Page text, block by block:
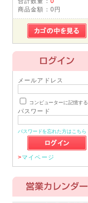
商品金額： 0円
メールアドレス
コンピューターに記憶する
パスワード
パスワードを忘れた方はこちら
>マイページ